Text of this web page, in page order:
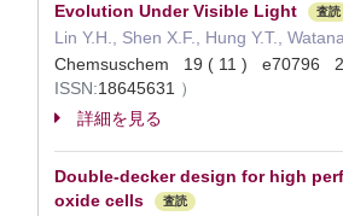
Evolution Under Visible Light
査読
Lin Y.H., Shen X.F., Hung Y.T.,
Chemsuschem 19 ( 11 ) e70796
ISSN:18645631 ）
詳細を見る
Double-decker design for high
oxide cells
査読